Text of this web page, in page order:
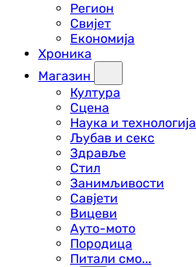
Регион
Свијет
Економија
Хроника
Магазин
Култура
Сцена
Наука и технологија
Љубав и секс
Здравље
Стил
Занимљивости
Савјети
Вицеви
Ауто-мото
Породица
Питали смо...